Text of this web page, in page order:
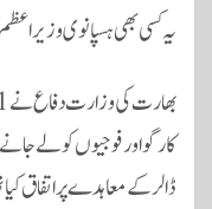
یہ کسی بھی ہسپانوی وزیر اعظم کا 18 سالوں بعد بھارت کا پہلا
ڈالر کے معاہدے پر اتفاق کیا